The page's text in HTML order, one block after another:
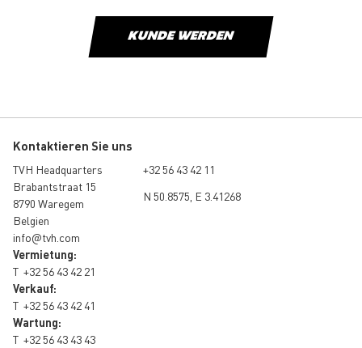
KUNDE WERDEN
Kontaktieren Sie uns
TVH Headquarters
Brabantstraat 15
8790 Waregem
Belgien
info@tvh.com
Vermietung:
T +32 56 43 42 21
Verkauf:
T +32 56 43 42 41
Wartung:
T +32 56 43 43 43
+32 56 43 42 11
N 50.8575, E 3.41268